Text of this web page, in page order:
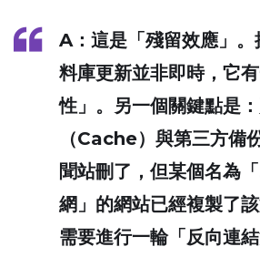
A ：這是「殘留效應」
料庫更新並非即時，它
性」。另一個關鍵點是：
（Cache）與第三方備
聞站刪了，但某個名為
網」的網站已經複製了
需要進行一輪「反向連